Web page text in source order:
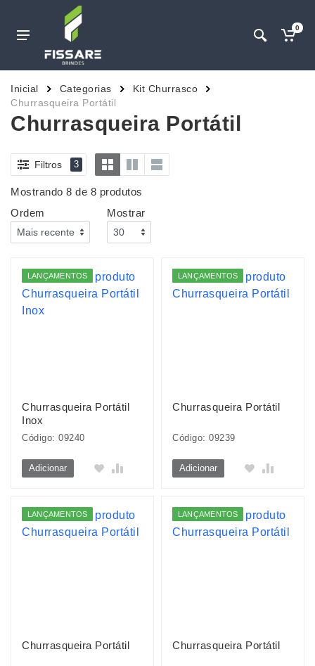
0
Inicial Categorias
Kit Churrasco
Churrasqueira Portátil
Churrasqueira Portátil
Filtros 3
Mostrando 8 de 8 produtos
Ordem
Mostrar
LANÇAMENTOS
Churrasqueira Portátil
Inox
Código: 09240
Adicionar
LANÇAMENTOS
Churrasqueira Portátil
Código: 09239
Adicionar
LANÇAMENTOS
Churrasqueira Portátil
LANÇAMENTOS
Churrasqueira Portátil